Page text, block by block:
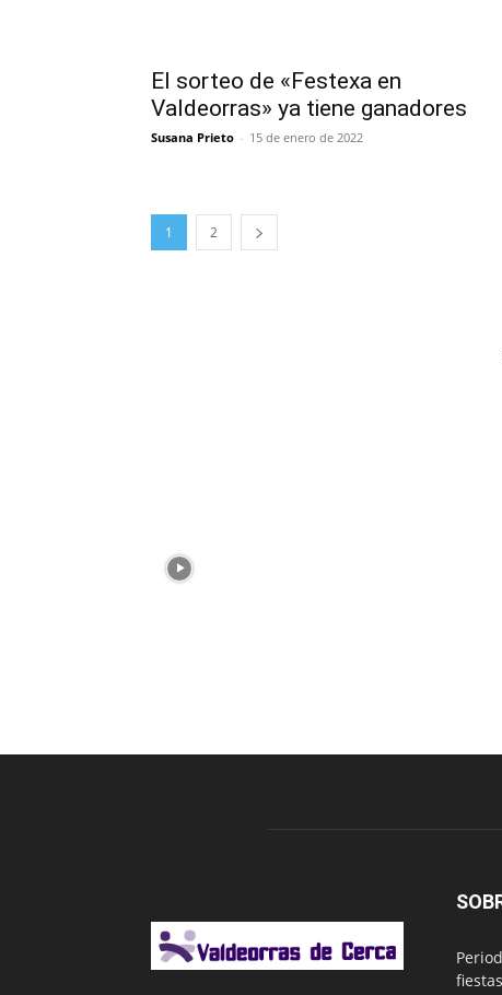
El sorteo de «Festexa en
Valdeorras» ya tiene ganadores
Susana Prieto - 15 de enero de 2022
1 2